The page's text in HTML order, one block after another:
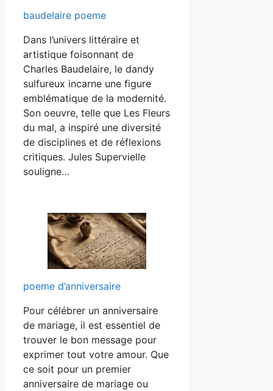
baudelaire poeme
Dans l’univers littéraire et
artistique foisonnant de
Charles Baudelaire, le dandy
sulfureux incarne une figure
emblématique de la modernité.
Son oeuvre, telle que Les Fleurs
du mal, a inspiré une diversité
de disciplines et de réflexions
critiques. Jules Supervielle
souligne…
poeme d’anniversaire
Pour célébrer un anniversaire
de mariage, il est essentiel de
trouver le bon message pour
exprimer tout votre amour. Que
ce soit pour un premier
anniversaire de mariage ou